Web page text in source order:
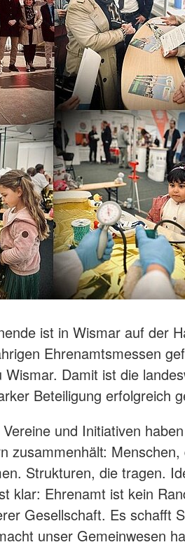
ist in Wismar auf der
Ehrenamtsmessen
Damit ist die
Beteiligung erfolgreich
und Initiativen
zusammenhält: Menschen,
Strukturen, die tragen.
klar: Ehrenamt ist kein
Gesellschaft. Es schafft
unser Gemeinwesen